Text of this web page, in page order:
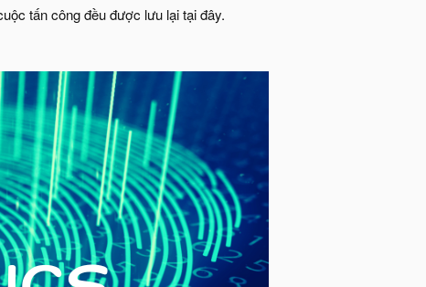
tấn công đều được lưu lại tại đây.